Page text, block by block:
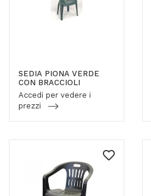
SEDIA PIONA VERDE
CON BRACCIOLI
Accedi per vedere i
prezzi